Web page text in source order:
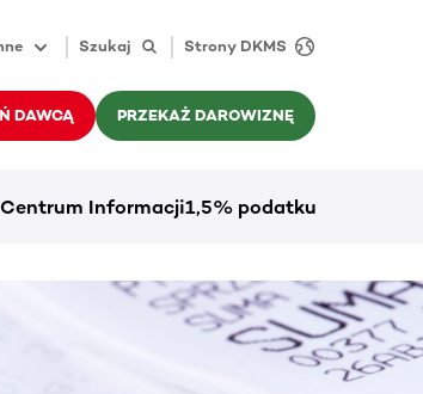
Szukaj Strony DKMS
DAWCĄ PRZEKAŻ DAROWIZNĘ
Centrum Informacji1,5% podatku